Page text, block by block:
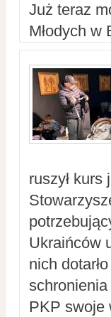
Już teraz
Młodych w
ruszył
Ukraińców
nich
PKP swoje